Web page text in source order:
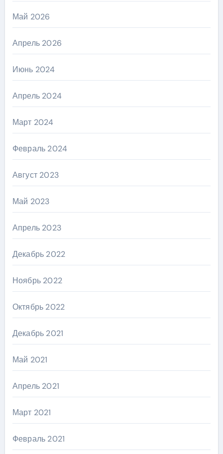
Май 2026
Апрель 2026
Июнь 2024
Апрель 2024
Март 2024
Февраль 2024
Август 2023
Май 2023
Апрель 2023
Декабрь 2022
Ноябрь 2022
Октябрь 2022
Декабрь 2021
Май 2021
Апрель 2021
Март 2021
Февраль 2021